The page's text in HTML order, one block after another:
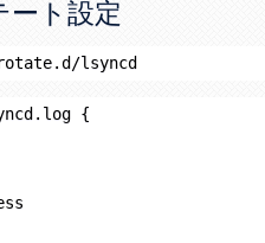
ート設定
.d /lsyncd
.log {